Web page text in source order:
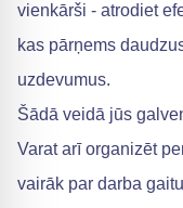
vienkārši - atrodiet
kas pārņems
uzdevumus.
Šādā veidā jūs
Varat arī organizēt
vairāk par darba